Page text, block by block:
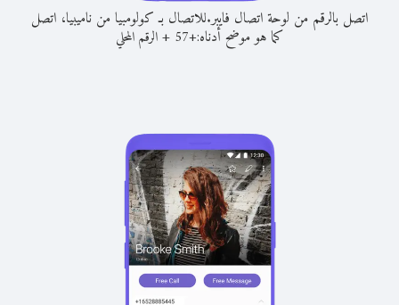
اتصل بالرقم من لوحة اتصال فايبر.للاتصال بـ كولومبيا من ناميبيا، اتصل
كما هو موضح أدناه:+
57
+الرقم المحلي